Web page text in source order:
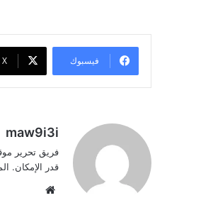
فيسبوك ‫X
maw9i3i
فريق تحرير
قدر الإمكان.